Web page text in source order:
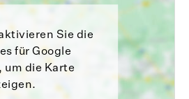
Sie die
für Google
um die Karte